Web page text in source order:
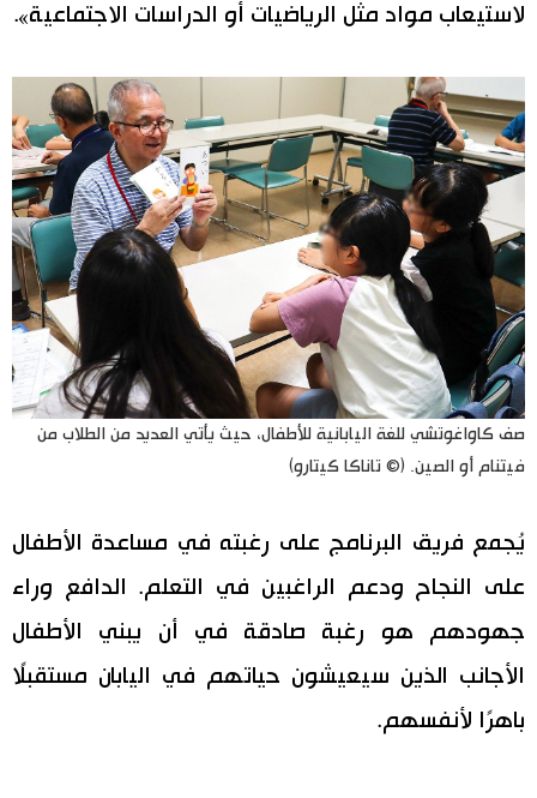
لاستيعاب مواد مثل الرياضيات أو الدراسات الاجتماعية».
صف كاواغوتشي للغة اليابانية للأطفال، حيث يأتي العديد من الطلاب من
فيتنام أو الصين. (© تاناكا كيتارو)
يُجمع فريق البرنامج على رغبته في مساعدة الأطفال
على النجاح ودعم الراغبين في التعلم. الدافع وراء
جهودهم هو رغبة صادقة في أن يبني الأطفال
الأجانب الذين سيعيشون حياتهم في اليابان مستقبلًا
باهرًا لأنفسهم.